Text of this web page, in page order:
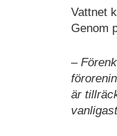
Vattnet
Genom
–
är